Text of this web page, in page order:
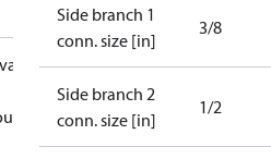
Side branch 1
conn. size [in]
3/8
Side branch 2
conn. size [in]
1/2